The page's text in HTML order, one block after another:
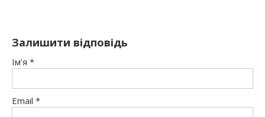
Залишити відповідь
Ім’я *
Email *